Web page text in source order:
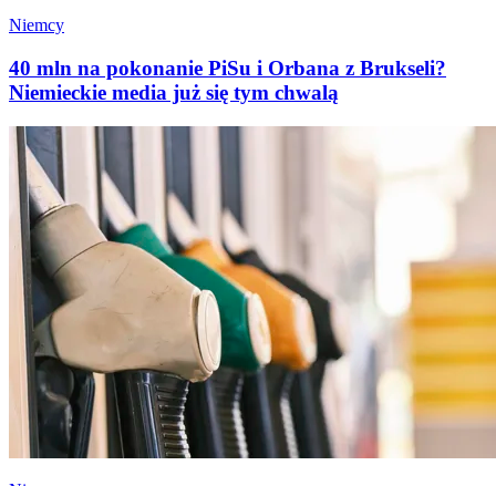
Niemcy
40 mln na pokonanie PiSu i Orbana z Brukseli?
Niemieckie media już się tym chwalą